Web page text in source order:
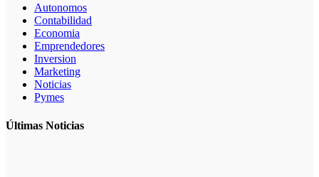
Autonomos
Contabilidad
Economia
Emprendedores
Inversion
Marketing
Noticias
Pymes
Últimas Noticias